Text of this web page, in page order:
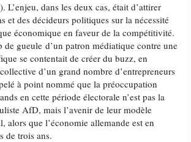
). L’enjeu, dans les deux cas, était d’attirer
et des décideurs politiques sur la nécessité
économique en faveur de la compétitivité.
de gueule d’un patron médiatique contre une
se contentait de créer du buzz, en
d’un grand nombre d’entrepreneurs
à point nommé que la préoccupation
en cette période électorale n’est pas la
AfD, mais l’avenir de leur modèle
alors que l’économie allemande est en
de trois ans.